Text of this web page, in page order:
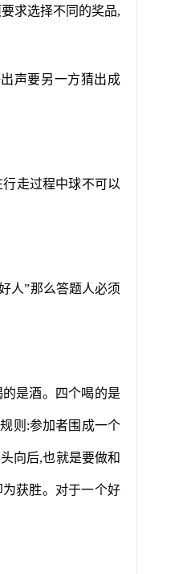
求选择不同的奖品,
声要另一方猜出成
走过程中球不可以
人”那么答题人必须
是酒。四个喝的是
则:参加者围成一个
向后,也就是要做和
获胜。对于一个好